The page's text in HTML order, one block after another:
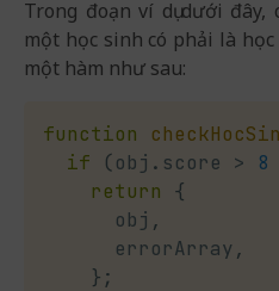
Trong đoạn ví dụ dưới
một học sinh có phải là
một hàm như sau:
function
if
(obj . score > 8
return
{
      obj
,
      errorArray
,
} ;